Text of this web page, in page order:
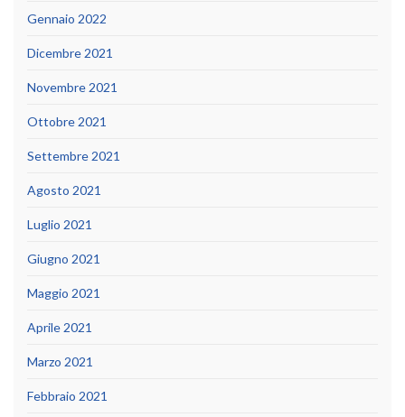
Gennaio 2022
Dicembre 2021
Novembre 2021
Ottobre 2021
Settembre 2021
Agosto 2021
Luglio 2021
Giugno 2021
Maggio 2021
Aprile 2021
Marzo 2021
Febbraio 2021